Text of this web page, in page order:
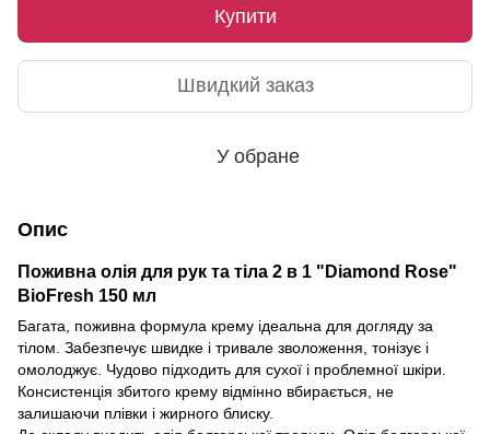
Купити
Швидкий заказ
У обране
Опис
Поживна олія для рук та тіла 2 в 1 "Diamond Rose"
BioFresh 150 мл
Багата, поживна формула крему ідеальна для догляду за
тілом. Забезпечує швидке і тривале зволоження, тонізує і
омолоджує. Чудово підходить для сухої і проблемної шкіри.
Консистенція збитого крему відмінно вбирається, не
залишаючи плівки і жирного блиску.